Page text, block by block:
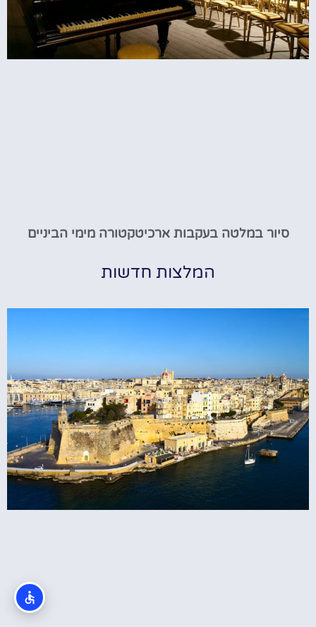
סיור במלטה בעקבות ארכיטקטורה מימי הביניים
המלצות חדשות